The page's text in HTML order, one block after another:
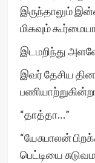
இருந்தாலும்
மிகவும்
இடமறிந்து
இவர் தேசிய
“தாத்தா…”
“யேசுபாலன்
பெட்டியை